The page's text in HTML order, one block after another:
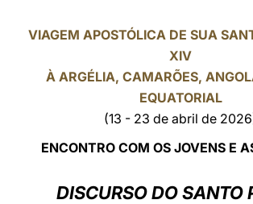
VIAGEM APOSTÓLICA DE SUA
XIV
À ARGÉLIA, CAMARÕES,
EQUATORIAL
(13 - 23 de abril de
ENCONTRO COM OS JOVENS E
DISCURSO DO SANTO